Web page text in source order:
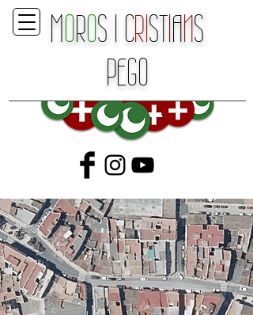
MOROS I CRISTIANS
PEGO